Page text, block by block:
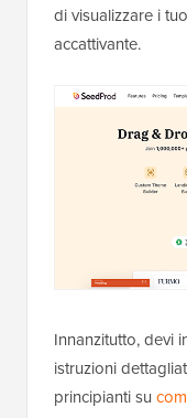
di visualizzare i
accattivante.
Innanzitutto, devi
istruzioni
principianti su